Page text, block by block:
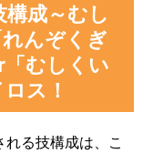
成～むし
んぞくぎ
むしくい
ス！
れる技構成は、こ